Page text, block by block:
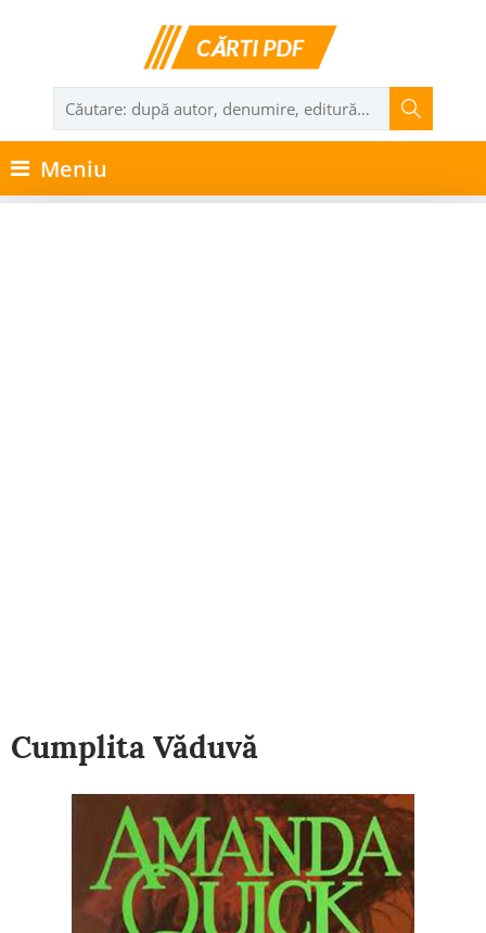
Meniu
Cumplita Văduvă